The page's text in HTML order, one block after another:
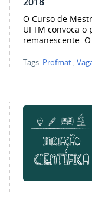
O Curso de
UFTM convoca
remanescente.
Tags: Profmat ,